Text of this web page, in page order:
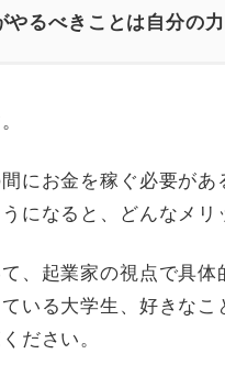
やるべきことは自分の
にお金を稼ぐ必要があ
になると、どんなメリ
、起業家の視点で具
いる大学生、好きな
ださい。